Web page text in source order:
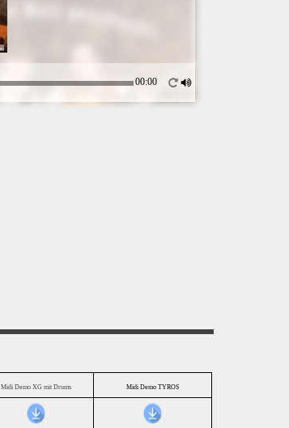
00:00
Midi Demo XG mit Drums Midi Demo TYROS